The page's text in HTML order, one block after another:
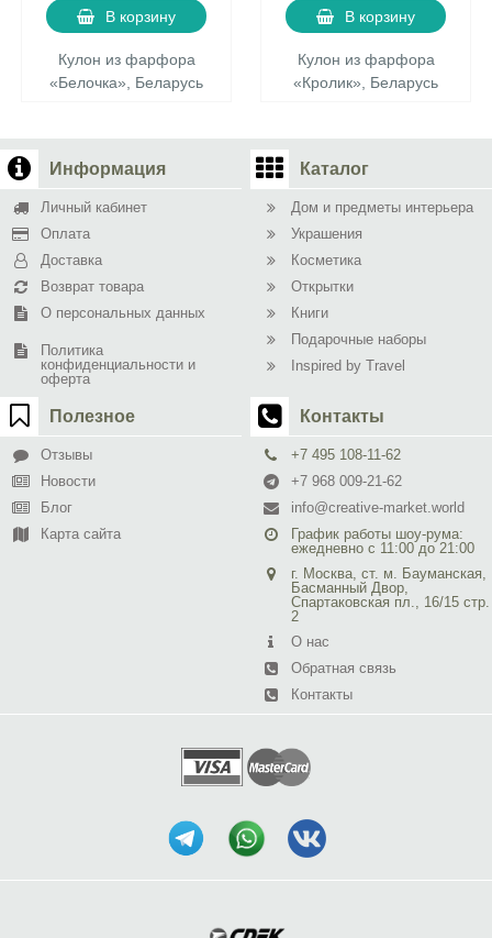
В корзину
Кулон из фарфора
«Белочка», Беларусь
В корзину
Кулон из фарфора
«Кролик», Беларусь
Информация
Личный кабинет
Оплата
Доставка
Возврат товара
О персональных данных
Политика
конфиденциальности и
оферта
Каталог
Дом и предметы интерьера
Украшения
Косметика
Открытки
Книги
Подарочные наборы
Inspired by Travel
Полезное
Отзывы
Новости
Блог
Карта сайта
Контакты
+7 495 108-11-62
+7 968 009-21-62
info@creative-market.world
График работы шоу-рума:
ежедневно с 11:00 до 21:00
г. Москва, ст. м. Бауманская,
Басманный Двор,
Спартаковская пл., 16/15 стр.
2
О нас
Обратная связь
Контакты